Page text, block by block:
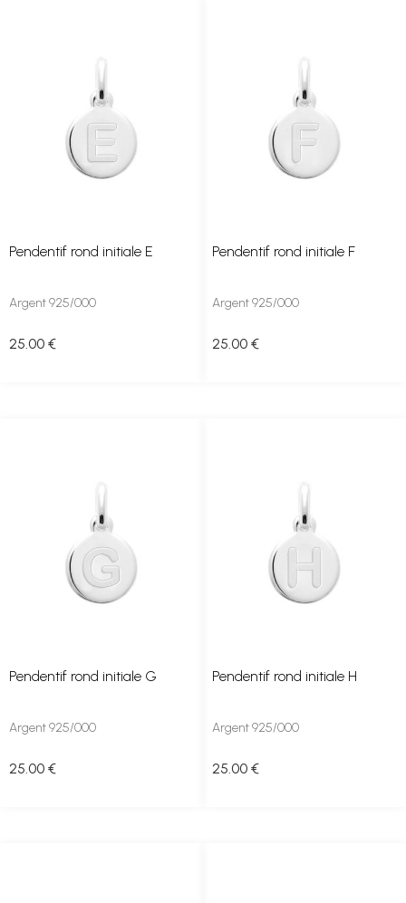
Pendentif rond initiale E
Argent 925/000
25 .00 €
Pendentif rond initiale F
Argent 925/000
25 .00 €
Pendentif rond initiale G
Argent 925/000
25 .00 €
Pendentif rond initiale H
Argent 925/000
25 .00 €